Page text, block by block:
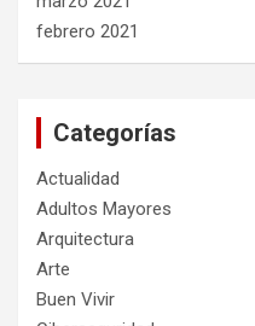
febrero 2021
Categorías
Actualidad
Adultos Mayores
Arquitectura
Arte
Buen Vivir